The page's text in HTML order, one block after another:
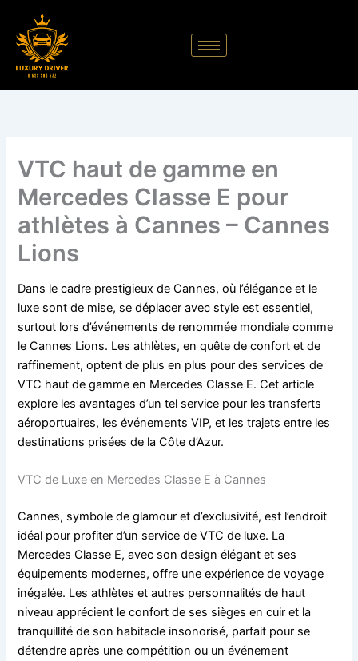
contenu
VTC haut de gamme en
Mercedes Classe E pour
athlètes à Cannes – Cannes
Lions
Dans le cadre prestigieux de Cannes, où l’élégance et le
luxe sont de mise, se déplacer avec style est essentiel,
surtout lors d’événements de renommée mondiale comme
le Cannes Lions. Les athlètes, en quête de confort et de
raffinement, optent de plus en plus pour des services de
VTC haut de gamme en Mercedes Classe E. Cet article
explore les avantages d’un tel service pour les transferts
aéroportuaires, les événements VIP, et les trajets entre les
destinations prisées de la Côte d’Azur.
VTC de Luxe en Mercedes Classe E à Cannes
Cannes, symbole de glamour et d’exclusivité, est l’endroit
idéal pour profiter d’un service de VTC de luxe. La
Mercedes Classe E, avec son design élégant et ses
équipements modernes, offre une expérience de voyage
inégalée. Les athlètes et autres personnalités de haut
niveau apprécient le confort de ses sièges en cuir et la
tranquillité de son habitacle insonorisé, parfait pour se
détendre après une compétition ou un événement